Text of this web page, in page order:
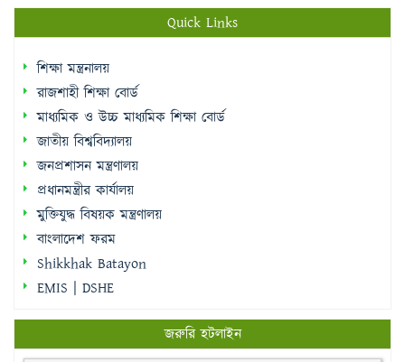
Quick Links
শিক্ষা মন্ত্রনালয়
রাজশাহী শিক্ষা বোর্ড
মাধ্যমিক ও উচ্চ মাধ্যমিক শিক্ষা বোর্ড
জাতীয় বিশ্ববিদ্যালয়
জনপ্রশাসন মন্ত্রণালয়
প্রধানমন্ত্রীর কার্যালয়
মুক্তিযুদ্ধ বিষয়ক মন্ত্রণালয়
বাংলাদেশ ফরম
Shikkhak Batayon
EMIS | DSHE
জরুরি হটলাইন